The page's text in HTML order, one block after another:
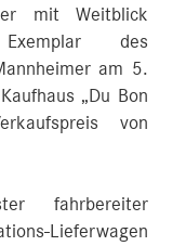
mit Weitblick
des
am 5.
„Du Bon
von
fahrbereiter
Lieferwagen